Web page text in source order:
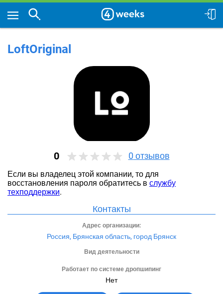
LoftOriginal
0 0 отзывов
Если вы владелец этой компании, то для
восстановления пароля обратитесь в службу
техподдержки.
Контакты
Адрес организации:
Россия, Брянская область, город Брянск
Вид деятельности
Работает по системе дропшипинг
Нет